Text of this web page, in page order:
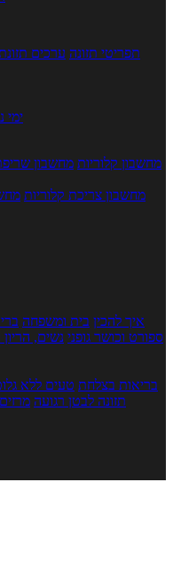
תפריטי תזונה ערכים
5
מחשבון קלוריות מחשבון
מחשבון צריכת קלוריות
איך להכין בית ומשפחה
ספורט וכושר גופני נשים, הריון
בריאות בצלחת טעים ללא
תזונה לבטן רגועה